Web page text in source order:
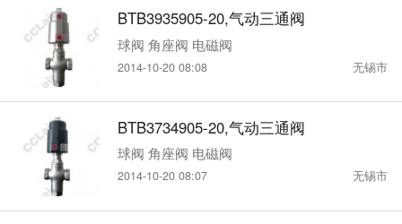
BTB3935905-20,气动三通阀
球阀 角座阀 电磁阀
2014-10-20 08:08 无锡市
BTB3734905-20,气动三通阀
球阀 角座阀 电磁阀
2014-10-20 08:07 无锡市